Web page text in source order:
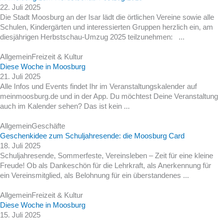
22. Juli 2025
Die Stadt Moosburg an der Isar lädt die örtlichen Vereine sowie alle
Schulen, Kindergärten und interessierten Gruppen herzlich ein, am
diesjährigen Herbstschau-Umzug 2025 teilzunehmen: ...
AllgemeinFreizeit & Kultur
Diese Woche in Moosburg
21. Juli 2025
Alle Infos und Events findet Ihr im Veranstaltungskalender auf
meinmoosburg.de und in der App. Du möchtest Deine Veranstaltung
auch im Kalender sehen? Das ist kein ...
AllgemeinGeschäfte
Geschenkidee zum Schuljahresende: die Moosburg Card
18. Juli 2025
Schuljahresende, Sommerfeste, Vereinsleben – Zeit für eine kleine
Freude! Ob als Dankeschön für die Lehrkraft, als Anerkennung für
ein Vereinsmitglied, als Belohnung für ein überstandenes ...
AllgemeinFreizeit & Kultur
Diese Woche in Moosburg
15. Juli 2025